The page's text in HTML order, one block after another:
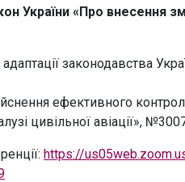
України «Про внесення
адаптації законодавства
ефективного
цивільної авіації»,
https://